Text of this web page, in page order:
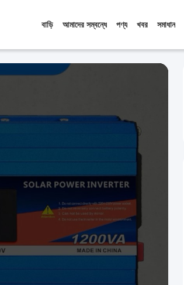
বাড়ি আমাদের সম্বন্ধে পণ্য খবর সমাধান